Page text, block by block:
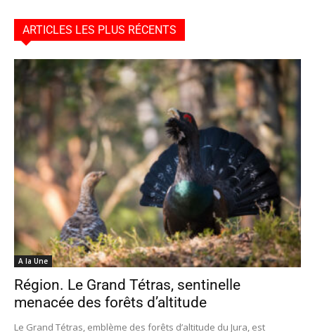
ARTICLES LES PLUS RÉCENTS
A la Une
Région. Le Grand Tétras, sentinelle
menacée des forêts d’altitude
Le Grand Tétras, emblème des forêts d’altitude du Jura, est